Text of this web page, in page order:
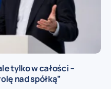
tylko w całości –
nad spółką”